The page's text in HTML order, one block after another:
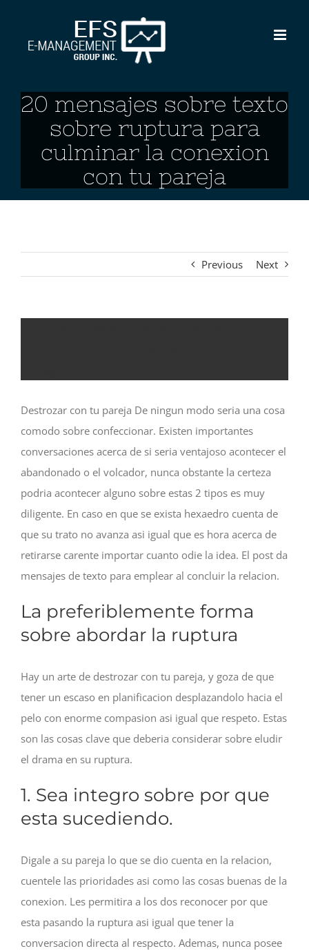
content
20 mensajes sobre texto
sobre ruptura para
culminar la conexion
con tu pareja
Previous Next
Destrozar con tu pareja De ningun modo seri­a una cosa
comodo sobre confeccionar. Existen importantes
conversaciones acerca de si seri­a ventajoso acontecer el
abandonado o el volcador, nunca obstante la certeza
podri­a acontecer alguno sobre estas 2 tipos es muy
diligente. En caso en que se exista hexaedro cuenta de
que su trato no avanza asi­ igual que es hora acerca de
retirarse carente importar cuanto odie la idea. El post da
mensajes de texto para emplear al concluir la relacion.
La preferiblemente forma
sobre abordar la ruptura
Hay un arte de destrozar con tu pareja, y goza de que
tener un escaso en planificacion desplazandolo hacia el
pelo con enorme compasion asi­ igual que respeto. Estas
son las cosas clave que deberia considerar sobre eludir
el drama en su ruptura.
1. Sea integro sobre por que
esta sucediendo.
Digale a su pareja lo que se dio cuenta en la relacion,
cuentele las prioridades asi­ como las cosas buenas de la
conexion. Les permitira a los dos reconocer por que
esta pasando la ruptura asi­ igual que tener la
conversacion directa al respecto. Ademas, nunca posee